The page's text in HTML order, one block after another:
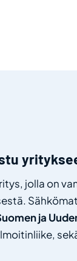
jolla on
ja
,